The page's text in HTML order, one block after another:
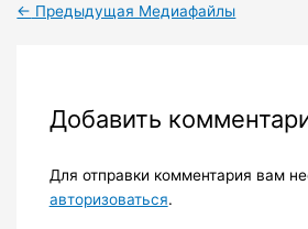
← Предыдущая Медиафайлы
Добавить
Для отправки комментария вам
авторизоваться.